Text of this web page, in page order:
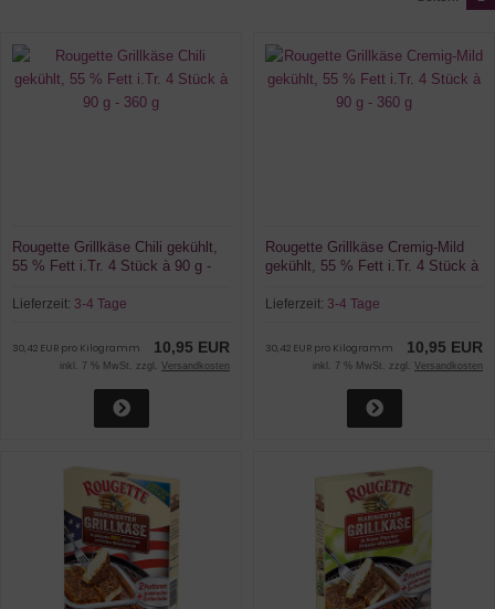
Rougette Grillkäse Chili gekühlt,
55 % Fett i.Tr. 4 Stück à 90 g -
Lieferzeit: 3-4 Tage
10,95 EUR
30,42 EUR pro Kilogramm
inkl. 7 % MwSt. zzgl. Versandkosten
Rougette Grillkäse Cremig-Mild
gekühlt, 55 % Fett i.Tr. 4 Stück à
Lieferzeit: 3-4 Tage
10,95 EUR
30,42 EUR pro Kilogramm
inkl. 7 % MwSt. zzgl. Versandkosten